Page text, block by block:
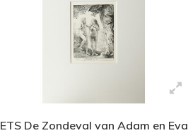
ETS De Zondeval van Adam en Eva